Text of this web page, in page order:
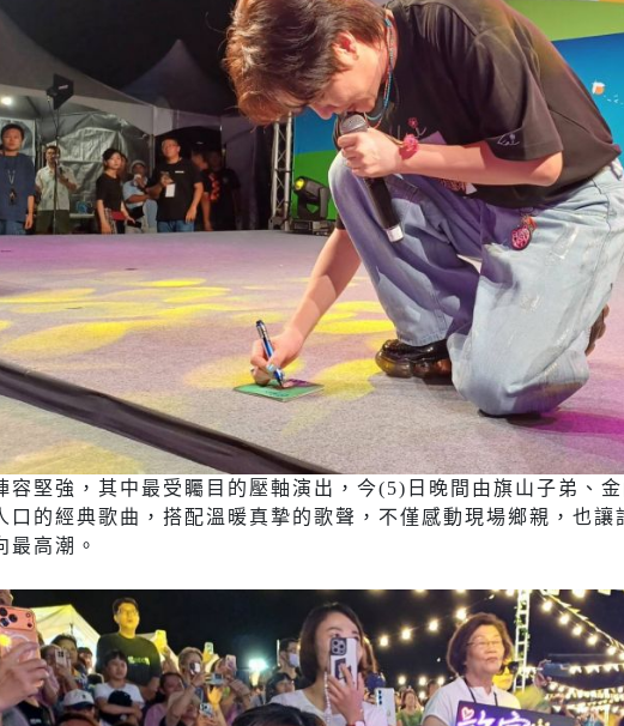
容堅強，其中最受矚目的壓軸演出，今(5)日晚間由旗山子弟、
口的經典歌曲，搭配溫暖真摯的歌聲，不僅感動現場鄉親，也讓
最高潮。